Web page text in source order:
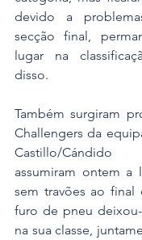
devido a
secção final,
lugar na
disso.
Também surgiram
Challengers da
Castillo/
assumiram ontem a
sem travões ao
furo de pneu
na sua classe,